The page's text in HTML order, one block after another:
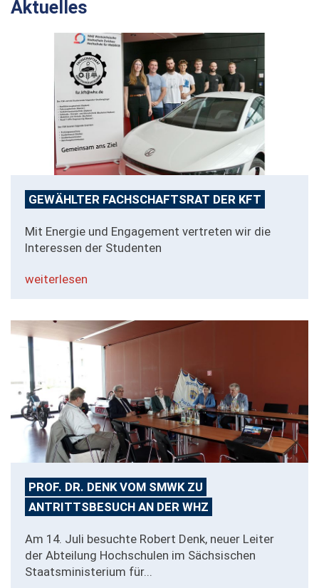
Aktuelles
GEWÄHLTER FACHSCHAFTSRAT DER KFT
Mit Energie und Engagement vertreten wir die
Interessen der Studenten
weiterlesen
PROF. DR. DENK VOM SMWK ZU
ANTRITTSBESUCH AN DER WHZ
Am 14. Juli besuchte Robert Denk, neuer Leiter
der Abteilung Hochschulen im Sächsischen
Staatsministerium für...